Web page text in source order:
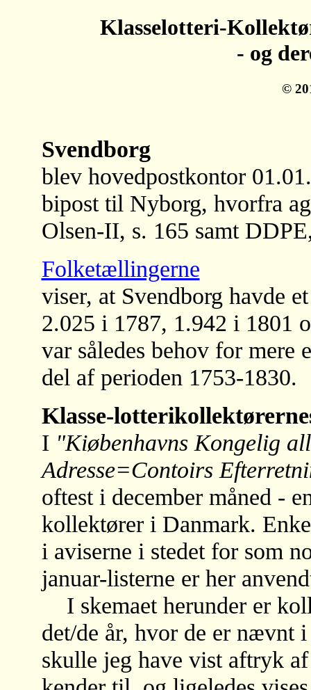
Klasselotteri-
- og
©
Svendborg
blev hovedpostkontor
bipost til Nyborg, hvorfra
Olsen-II, s. 165 samt
Folketællingerne
viser, at Svendborg havde
2.025 i 1787, 1.942 i 1801
var således behov for mere
del af perioden 1753-1830.
Klasse-
I "Kiøbenhavns Kongelig
Adresse=Contoirs
oftest i december måned -
kollektører i Danmark.
i aviserne i stedet for som
januar-listerne er her
I skemaet herunder er
det/de år, hvor de er nævnt
skulle jeg have vist aftryk